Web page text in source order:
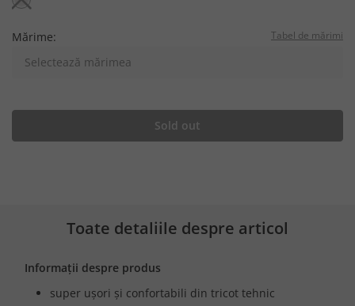
Mărime: Tabel de mărimi
Selectează mărimea
Sold out
Toate detaliile despre articol
Informații despre produs
super ușori și confortabili din tricot tehnic